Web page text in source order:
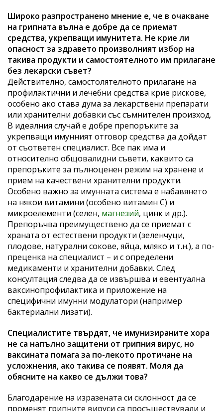
Широко разпространено мнение е, че в очакване
на грипната вълна е добре да се приемат
средства, укрепващи имунитета. Не крие ли
опасност за здравето произволният избор на
такива продукти и самостоятелното им прилагане
без лекарски съвет?
Действително, самостолятелното прилагане на
профилактични и лечебни средства крие рискове,
особено ако става дума за лекарствени препарати
или хранителни добавки със съмнителен произход.
В идеалния случай е добре препоръките за
укрепващи имунният отговор средства да дойдат
от съответен специалист. Все пак има и
относително общовалидни съвети, каквито са
препоръките за пълноценен режим на хранене и
прием на качествени хранителни продукти.
Особено важно за имунната система е набавянето
на някои витамини (особено витамин С) и
микроелементи (селен, магнезий, цинк и др.).
Препоръчва преимуществено да се приемат с
храната от естествени продукти (зеленчуци,
плодове, натурални сокове, яйца, мляко и т.н.), а по-
преценка на специалист – и с определени
медикаменти и хранителни добавки. След
консултация следва да се извършва и евентуална
ваксинопрофилактика и приложение на
специфични имунни модулатори (например
бактериални лизати).
Специалистите твърдят, че имунизираните хора
не са напълно защитени от грипния вирус, но
ваксината помага за по-лекото протичане на
усложнения, ако такива се появят. Моля да
обясните на какво се дължи това?
Благодарение на изразената си склонност да се
променят грипните вируси са просъществували и